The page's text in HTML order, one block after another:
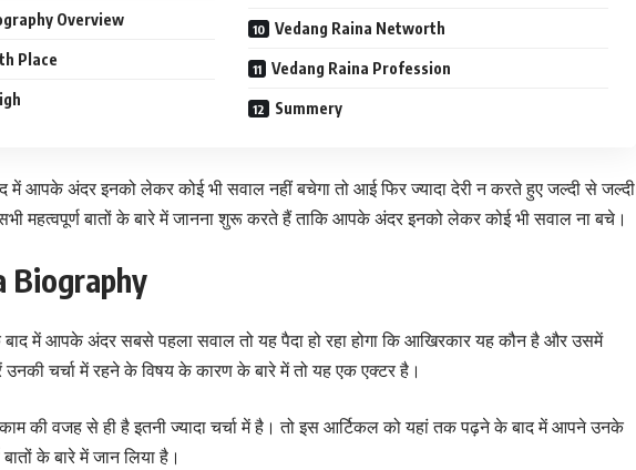
Overview
Place
Vedang Raina Networth
Vedang Raina Profession
Summery
आपके अंदर इनको लेकर कोई भी सवाल नहीं बचेगा तो आई फिर ज्यादा देरी न करते हुए जल्दी से जल्दी
महत्वपूर्ण बातों के बारे में जानना शुरू करते हैं ताकि आपके अंदर इनको लेकर कोई भी सवाल ना बचे।
Biography
बाद में आपके अंदर सबसे पहला सवाल तो यह पैदा हो रहा होगा कि आखिरकार यह कौन है और उसमें
उनकी चर्चा में रहने के विषय के कारण के बारे में तो यह एक एक्टर है।
की वजह से ही है इतनी ज्यादा चर्चा में है। तो इस आर्टिकल को यहां तक पढ़ने के बाद में आपने उनके
के बारे में जान लिया है।